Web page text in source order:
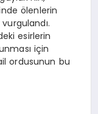
ölenlerin
vurgulandı.
esirlerin
için
ordusunun bu